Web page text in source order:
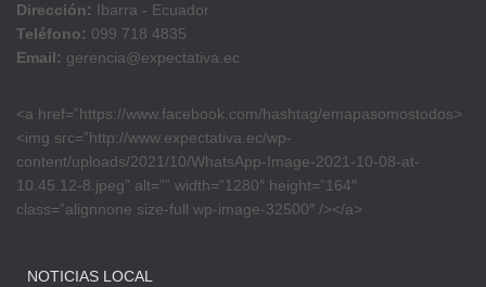
Dirección: Ibarra - Ecuador
Teléfono: 099 718 4835
Email: gerencia@expectativa.ec
<a href=”https://www.facebook.com/hashtag/emapasomostodos>
<img src=”http://www.expectativa.ec/wp-
content/uploads/2021/10/WhatsApp-Image-2021-10-08-at-
10.45.12-8.jpeg” alt=”” width=”1280″ height=”164″
class=”alignnone size-full wp-image-32500″ /></a>
NOTICIAS LOCAL